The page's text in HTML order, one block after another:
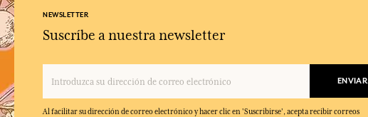
NEWSLETTER
Suscríbe a nuestra newsletter
ENVIAR
Al facilitar su dirección de correo electrónico y hacer clic en 'Suscribirse', acepta recibir correos